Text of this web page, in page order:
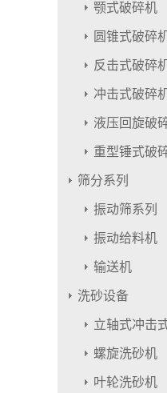
颚式破碎机
圆锥式破碎
反击式破碎
冲击式破碎
液压回旋破
重型锤式破
筛分系列
振动筛系列
振动给料机
输送机
洗砂设备
立轴式冲击
螺旋洗砂机
叶轮洗砂机